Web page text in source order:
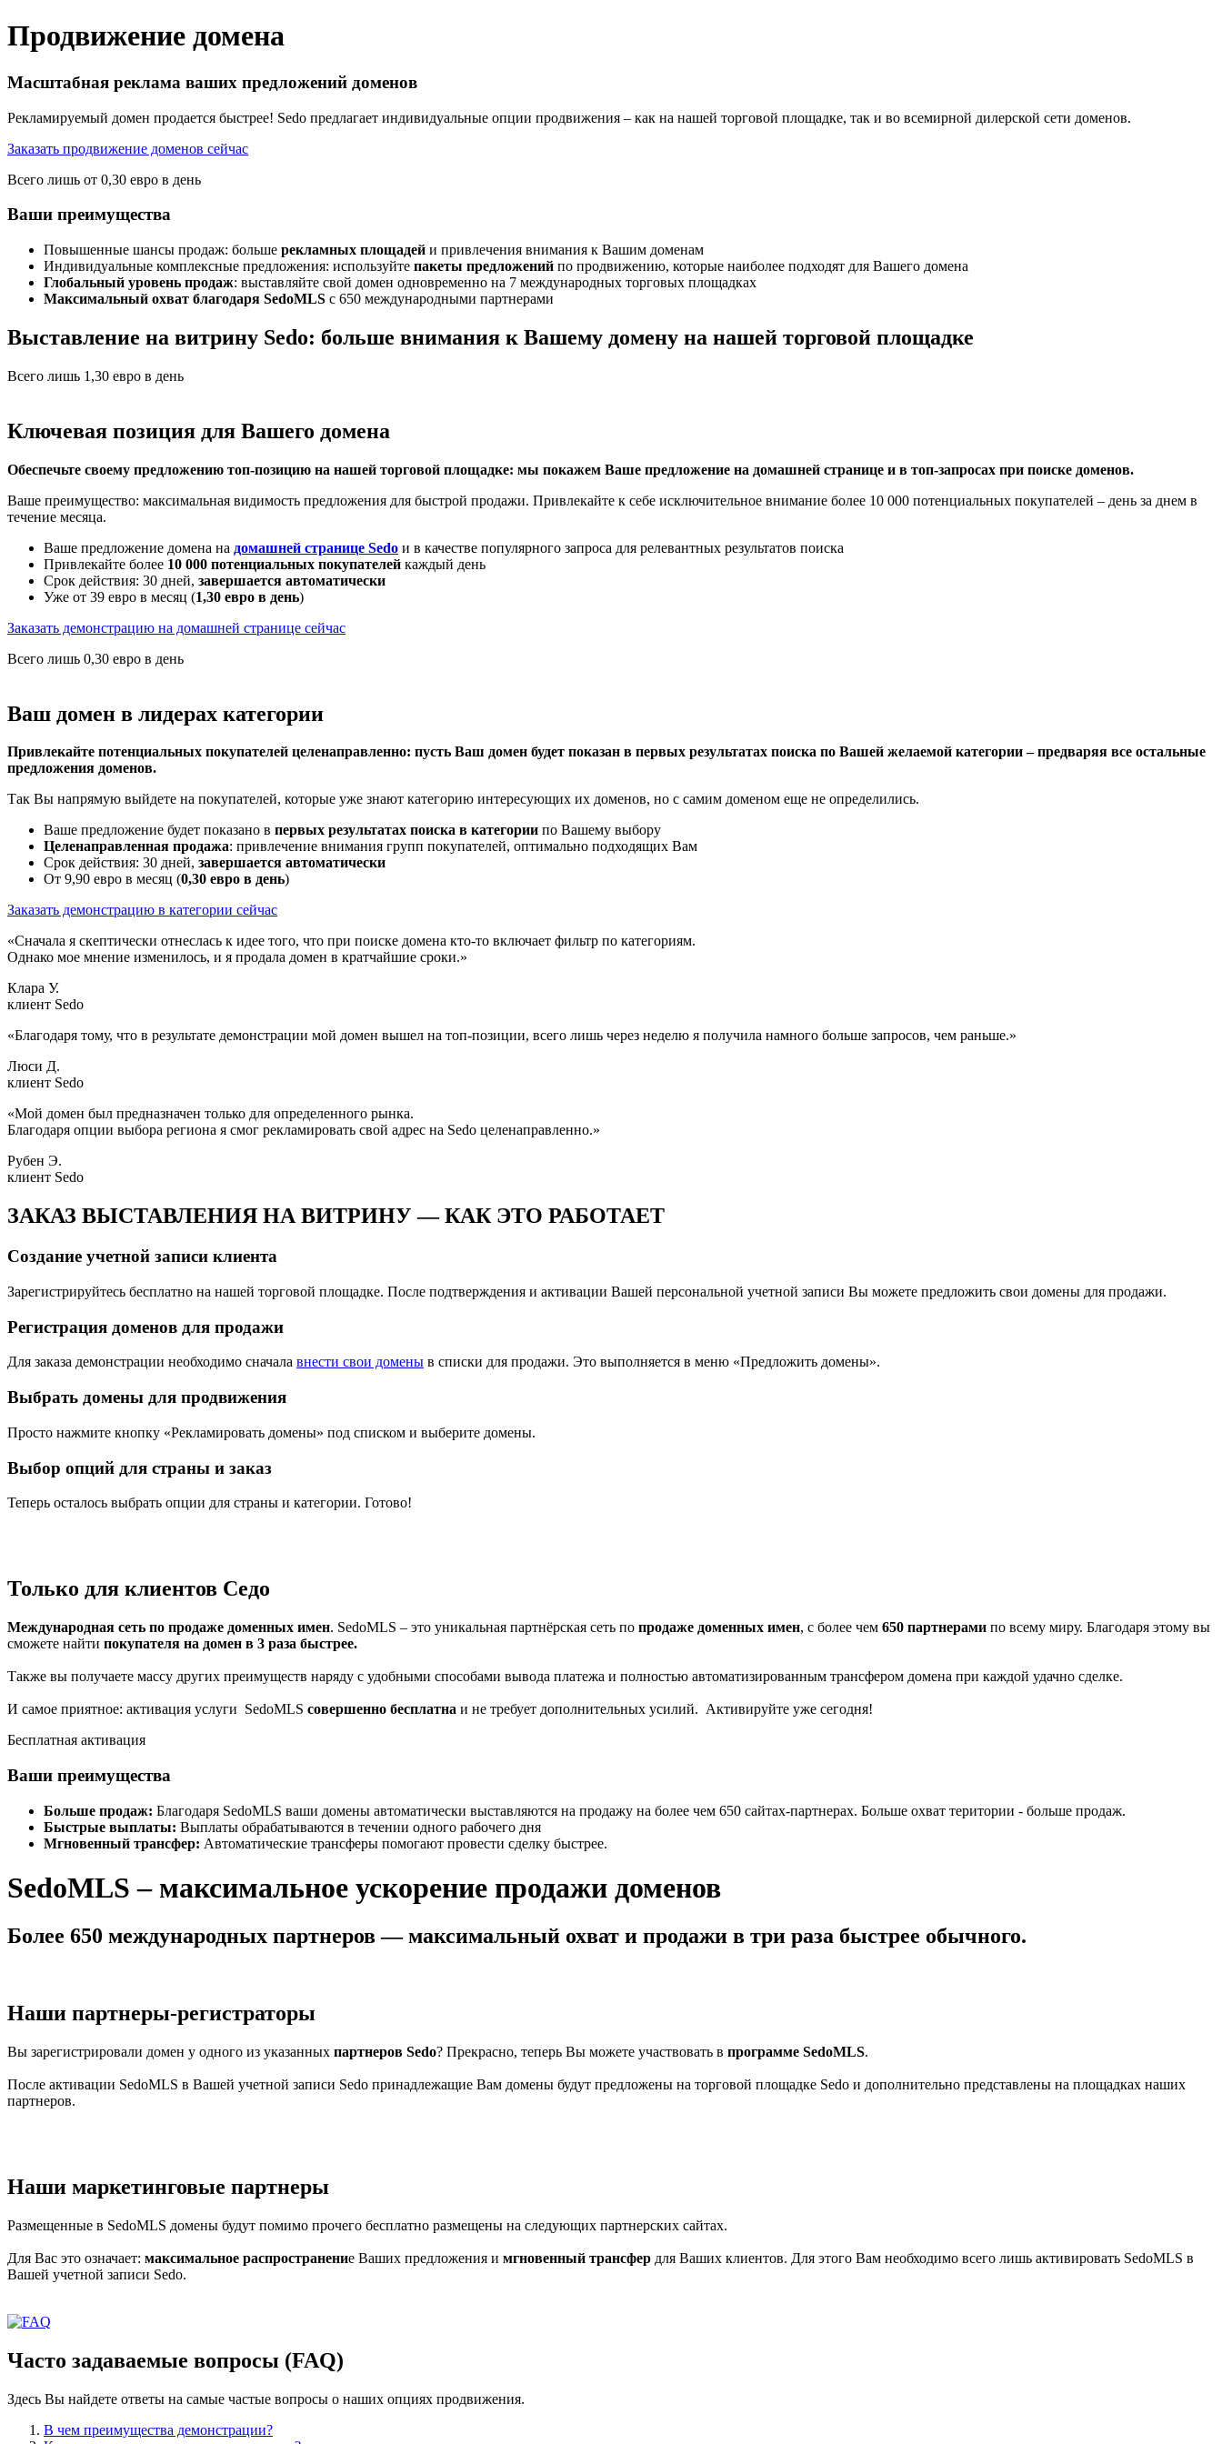
Продвижение домена
Масштабная реклама ваших предложений доменов
Рекламируемый домен продается быстрее! Sedo предлагает индивидуальные опции продвижения – как на нашей торговой площадке, так и во всемирной дилерской сети доменов.
Заказать продвижение доменов сейчас
Всего лишь от 0,30 евро в день
Ваши преимущества
Повышенные шансы продаж: больше рекламных площадей и привлечения внимания к Вашим доменам
Индивидуальные комплексные предложения: используйте пакеты предложений по продвижению, которые наиболее подходят для Вашего домена
Глобальный уровень продаж: выставляйте свой домен одновременно на 7 международных торговых площадках
Максимальный охват благодаря SedoMLS с 650 международными партнерами
Выставление на витрину Sedo: больше внимания к Вашему домену на нашей торговой площадке
Всего лишь 1,30 евро в день
Ключевая позиция для Вашего домена
Обеспечьте своему предложению топ-позицию на нашей торговой площадке: мы покажем Ваше предложение на домашней странице и в топ-запросах при поиске доменов.
Ваше преимущество: максимальная видимость предложения для быстрой продажи. Привлекайте к себе исключительное внимание более 10 000 потенциальных покупателей – день за днем в
течение месяца.
Ваше предложение домена на домашней странице Sedo и в качестве популярного запроса для релевантных результатов поиска
Привлекайте более 10 000 потенциальных покупателей каждый день
Срок действия: 30 дней, завершается автоматически
Уже от 39 евро в месяц (1,30 евро в день)
Заказать демонстрацию на домашней странице сейчас
Всего лишь 0,30 евро в день
Ваш домен в лидерах категории
Привлекайте потенциальных покупателей целенаправленно: пусть Ваш домен будет показан в первых результатах поиска по Вашей желаемой категории – предваряя все остальные
предложения доменов.
Так Вы напрямую выйдете на покупателей, которые уже знают категорию интересующих их доменов, но с самим доменом еще не определились.
Ваше предложение будет показано в первых результатах поиска в категории по Вашему выбору
Целенаправленная продажа: привлечение внимания групп покупателей, оптимально подходящих Вам
Срок действия: 30 дней, завершается автоматически
От 9,90 евро в месяц (0,30 евро в день)
Заказать демонстрацию в категории сейчас
«Сначала я скептически отнеслась к идее того, что при поиске домена кто-то включает фильтр по категориям.
Однако мое мнение изменилось, и я продала домен в кратчайшие сроки.»
Клара У.
клиент Sedo
«Благодаря тому, что в результате демонстрации мой домен вышел на топ-позиции, всего лишь через неделю я получила намного больше запросов, чем раньше.»
Люси Д.
клиент Sedo
«Мой домен был предназначен только для определенного рынка.
Благодаря опции выбора региона я смог рекламировать свой адрес на Sedo целенаправленно.»
Рубен Э.
клиент Sedo
ЗАКАЗ ВЫСТАВЛЕНИЯ НА ВИТРИНУ — КАК ЭТО РАБОТАЕТ
Создание учетной записи клиента
Зарегистрируйтесь бесплатно на нашей торговой площадке. После подтверждения и активации Вашей персональной учетной записи Вы можете предложить свои домены для продажи.
Регистрация доменов для продажи
Для заказа демонстрации необходимо сначала внести свои домены в списки для продажи. Это выполняется в меню «Предложить домены».
Выбрать домены для продвижения
Просто нажмите кнопку «Рекламировать домены» под списком и выберите домены.
Выбор опций для страны и заказ
Теперь осталось выбрать опции для страны и категории. Готово!
Только для клиентов Седо
Международная сеть по продаже доменных имен. SedoMLS – это уникальная партнёрская сеть по продаже доменных имен, с более чем 650 партнерами по всему миру. Благодаря этому вы
сможете найти покупателя на домен в 3 раза быстрее.
Также вы получаете массу других преимуществ наряду с удобными способами вывода платежа и полностью автоматизированным трансфером домена при каждой удачно сделке.
И самое приятное: активация услуги SedoMLS совершенно бесплатна и не требует дополнительных усилий. Активируйте уже сегодня!
Бесплатная активация
Ваши преимущества
Больше продаж: Благодаря SedoMLS ваши домены автоматически выставляются на продажу на более чем 650 сайтах-партнерах. Больше охват територии - больше продаж.
Быстрые выплаты: Выплаты обрабатываются в течении одного рабочего дня
Мгновенный трансфер: Автоматические трансферы помогают провести сделку быстрее.
SedoMLS – максимальное ускорение продажи доменов
Более 650 международных партнеров — максимальный охват и продажи в три раза быстрее обычного.
Наши партнеры-регистраторы
Вы зарегистрировали домен у одного из указанных партнеров Sedo? Прекрасно, теперь Вы можете участвовать в программе SedoMLS.
После активации SedoMLS в Вашей учетной записи Sedo принадлежащие Вам домены будут предложены на торговой площадке Sedo и дополнительно представлены на площадках наших
партнеров.
Наши маркетинговые партнеры
Размещенные в SedoMLS домены будут помимо прочего бесплатно размещены на следующих партнерских сайтах.
Для Вас это означает: максимальное распространение Ваших предложения и мгновенный трансфер для Ваших клиентов. Для этого Вам необходимо всего лишь активировать SedoMLS в
Вашей учетной записи Sedo.
Часто задаваемые вопросы (FAQ)
Здесь Вы найдете ответы на самые частые вопросы о наших опциях продвижения.
В чем преимущества демонстрации?